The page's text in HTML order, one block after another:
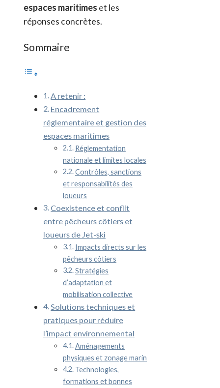
espaces maritimes et les
réponses concrètes.
Sommaire
A retenir :
Encadrement
réglementaire et gestion des
espaces maritimes
Réglementation
nationale et limites locales
Contrôles, sanctions
et responsabilités des
loueurs
Coexistence et conflit
entre pêcheurs côtiers et
loueurs de Jet-ski
Impacts directs sur les
pêcheurs côtiers
Stratégies
d’adaptation et
mobilisation collective
Solutions techniques et
pratiques pour réduire
l’impact environnemental
Aménagements
physiques et zonage marin
Technologies,
formations et bonnes